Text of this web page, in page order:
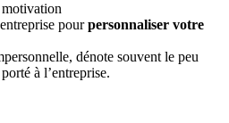
pourpersonnaliser votre
dénote souvent le peu
à l’entreprise.